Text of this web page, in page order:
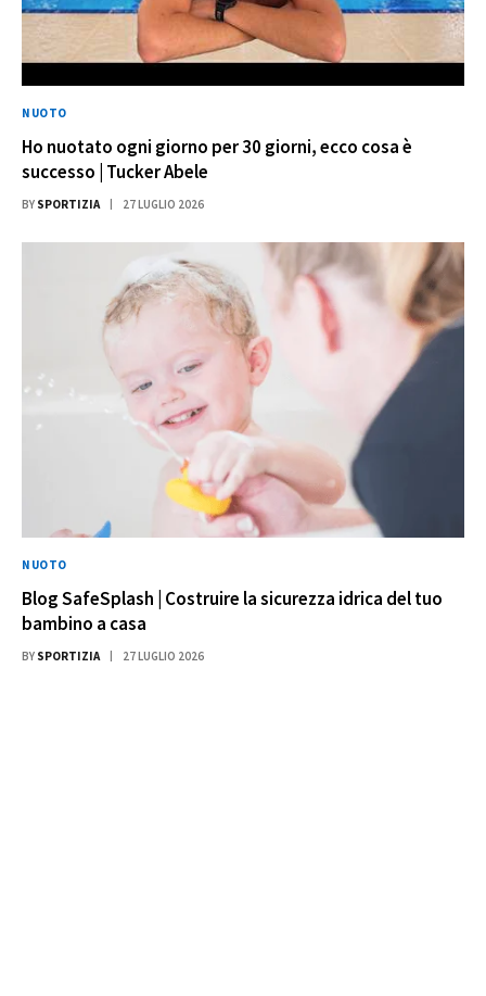
NUOTO
Ho nuotato ogni giorno per 30 giorni, ecco cosa è
successo | Tucker Abele
BY SPORTIZIA 27 LUGLIO 2026
NUOTO
Blog SafeSplash | Costruire la sicurezza idrica del tuo
bambino a casa
BY SPORTIZIA 27 LUGLIO 2026